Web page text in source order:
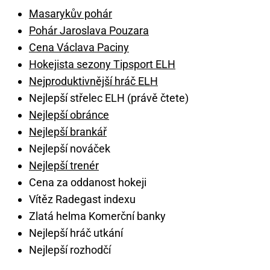
Masarykův pohár
Pohár Jaroslava Pouzara
Cena Václava Paciny
Hokejista sezony Tipsport ELH
Nejproduktivnější hráč ELH
Nejlepší střelec ELH (právě čtete)
Nejlepší obránce
Nejlepší brankář
Nejlepší nováček
Nejlepší trenér
Cena za oddanost hokeji
Vítěz Radegast indexu
Zlatá helma Komerční banky
Nejlepší hráč utkání
Nejlepší rozhodčí